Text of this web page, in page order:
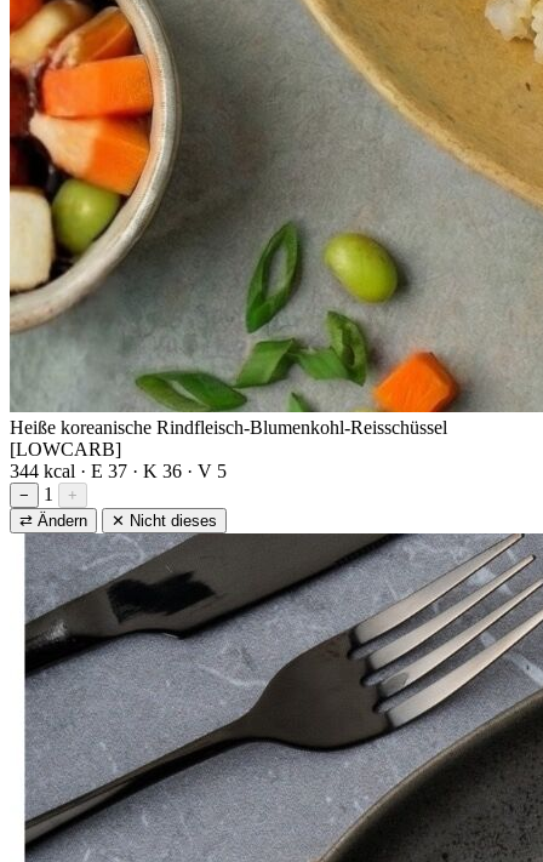
Heiße koreanische Rindfleisch-Blumenkohl-Reisschüssel
[LOWCARB]
344 kcal · E 37 · K 36 · V 5
− 1
+
⇄ Ändern
✕ Nicht dieses